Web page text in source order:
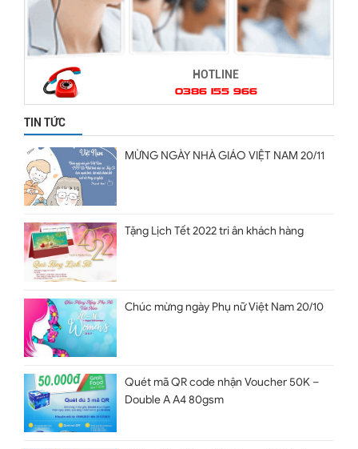
HOTLINE
0386 155 966
TIN TỨC
MỪNG NGÀY NHÀ GIÁO VIỆT NAM 20/11
Tặng Lịch Tết 2022 tri ân khách hàng
Chúc mừng ngày Phụ nữ Việt Nam 20/10
Quét mã QR code nhận Voucher 50K –
Double A A4 80gsm